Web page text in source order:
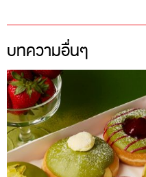
บทความอื่นๆ